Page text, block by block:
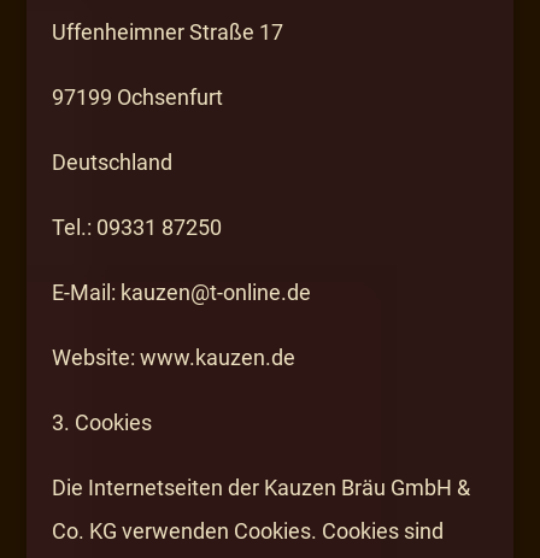
Uffenheimner Straße 17
97199 Ochsenfurt
Deutschland
Tel.: 09331 87250
E-Mail: kauzen@t-online.de
Website: www.kauzen.de
3. Cookies
Die Internetseiten der Kauzen Bräu GmbH &
Co. KG verwenden Cookies. Cookies sind